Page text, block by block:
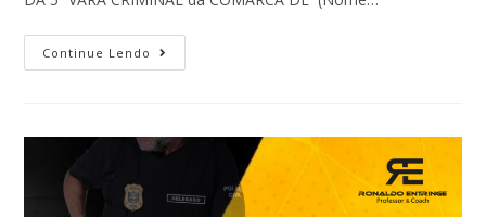
Continue Lendo